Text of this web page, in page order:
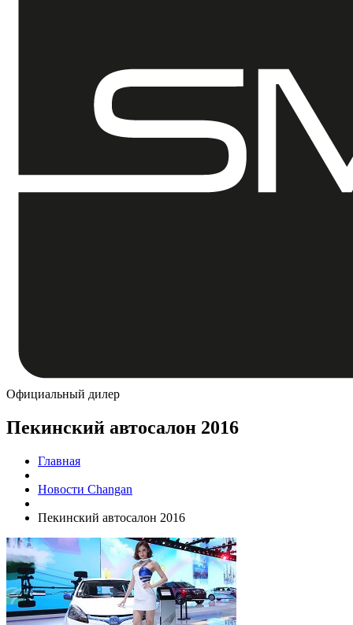
Официальный дилер
Пекинский автосалон 2016
Главная
Новости Changan
Пекинский автосалон 2016